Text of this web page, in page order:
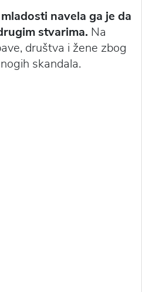
navela ga je da
stvarima. Na
društva i žene zbog
skandala.